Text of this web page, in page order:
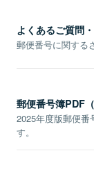
よくあるご質問
郵便番号に関する
郵便番号簿PDF
2025年度版郵便番
す。